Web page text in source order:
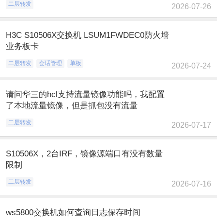
二层转发 2026-07-26
H3C S10506X交换机 LSUM1FWDEC0防火墙
业务板卡
二层转发 会话管理 单板 2026-07-24
请问华三的hcl支持流量镜像功能吗，我配置
了本地流量镜像，但是抓包没有流量
二层转发 2026-07-17
S10506X，2台IRF，镜像源端口有没有数量
限制
二层转发 2026-07-16
ws5800交换机如何查询日志保存时间